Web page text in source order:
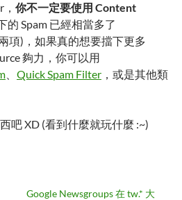
你不一定要使用 Content
的 Spam 已經相當多了
項)，如果真的想要擋下更多
夠力，你可以用
Quick Spam Filter ，或是其他類
吧 XD (看到什麼就玩什麼 :~)
Google Newsgroups 在 tw.* 大